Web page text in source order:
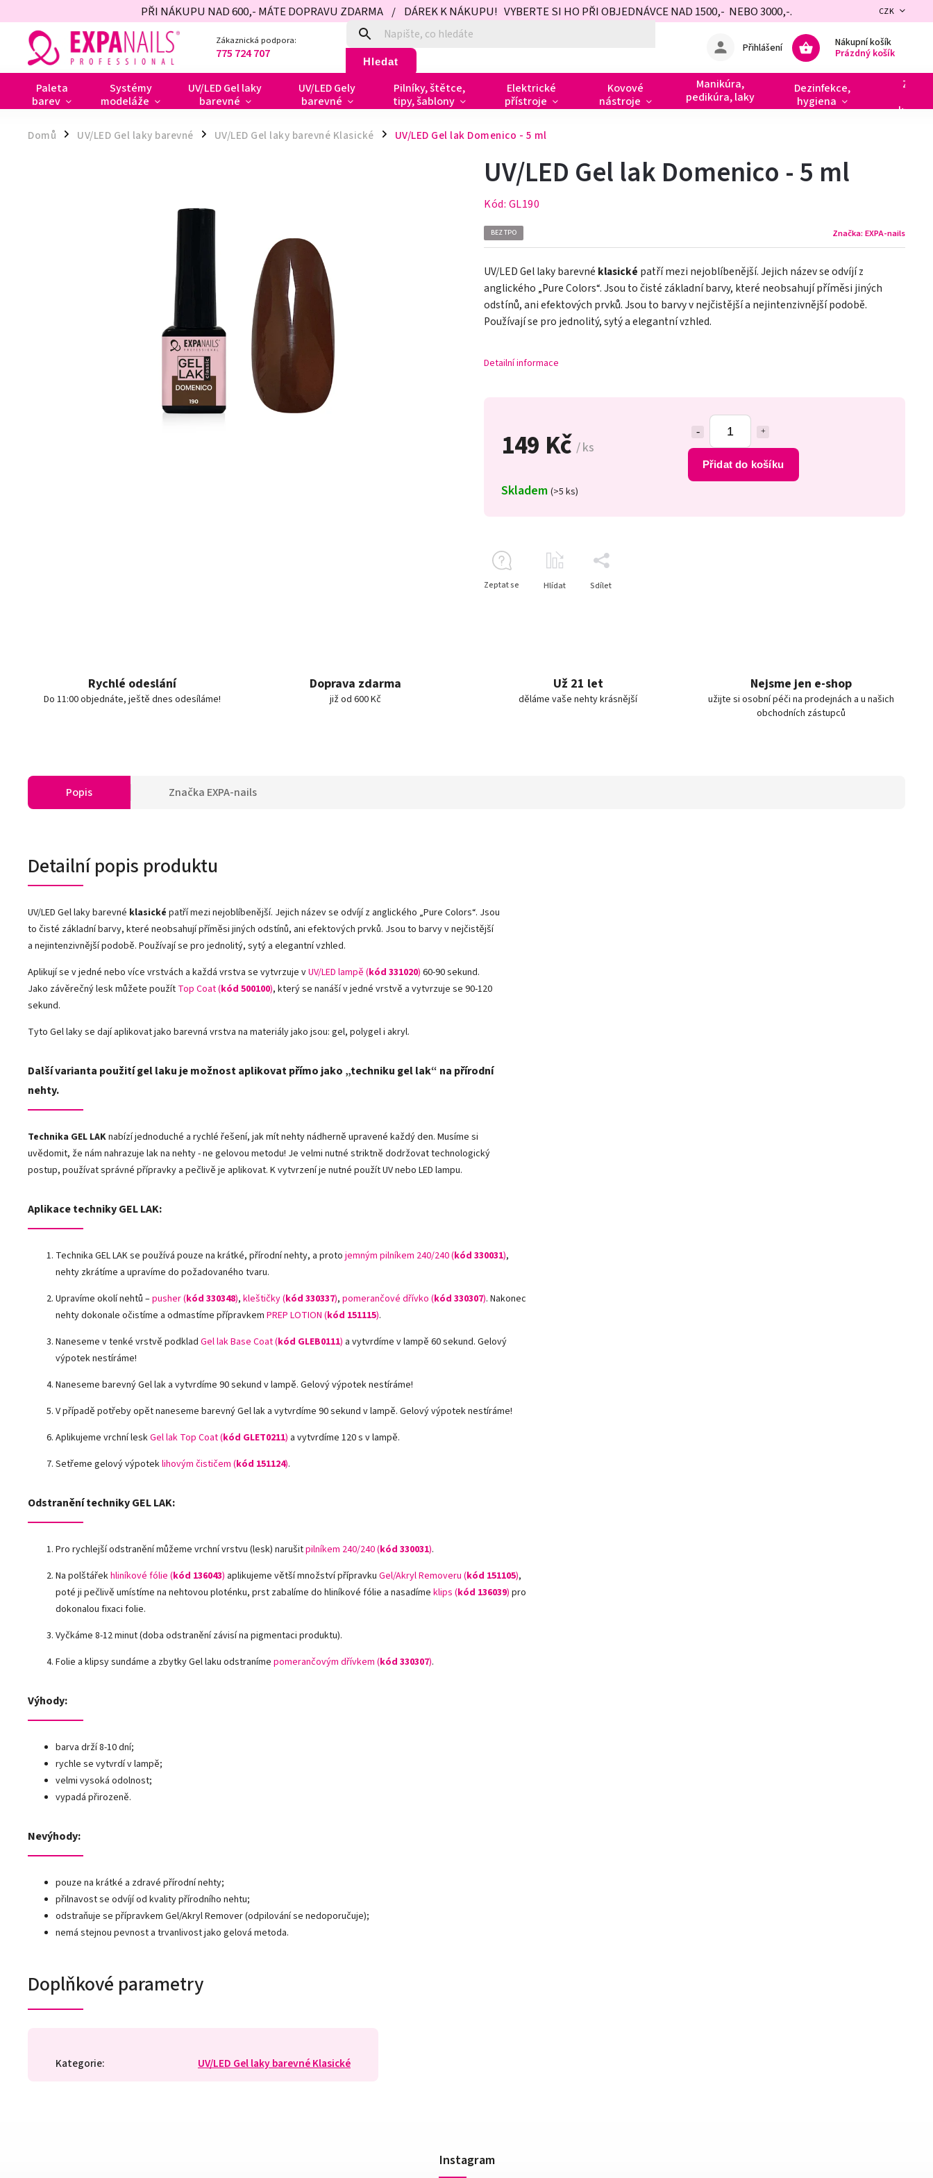
PŘI NÁKUPU NAD 600,- MÁTE DOPRAVU ZDARMA / DÁREK K NÁKUPU! VYBERTE SI HO PŘI OBJEDNÁVCE NAD 1500,- NEBO 3000,-. CZK
Zákaznická podpora:
775 724 707 Hledat
Nákupní košík
Prázdný košík
Přihlášení
Paleta
barev
Systémy
modeláže
UV/LED Gel laky
barevné
UV/LED Gely
barevné
Pilníky, štětce,
tipy, šablony
Elektrické
přístroje
Kovové
nástroje
Manikúra,
pedikúra, laky
Dezinfekce,
hygiena
Domů / UV/LED Gel laky barevné / UV/LED Gel laky barevné Klasické / UV/LED Gel lak Domenico - 5 ml
149 Kč / ks
Přidat do košíku
Skladem (>5 ks)
UV/LED Gel lak Domenico - 5 ml
Kód: GL190
BEZ TPO Značka: EXPA-nails
UV/LED Gel laky barevné klasické patří mezi nejoblíbenější. Jejich název se odvíjí z
anglického „Pure Colors“. Jsou to čisté základní barvy, které neobsahují příměsi jiných
odstínů, ani efektových prvků. Jsou to barvy v nejčistější a nejintenzivnější podobě.
Používají se pro jednolitý, sytý a elegantní vzhled.
Detailní informace
Zeptat se Hlídat Sdílet
Rychlé odeslání
Do 11:00 objednáte, ještě dnes odesíláme!
Doprava zdarma
již od 600 Kč
Už 21 let
děláme vaše nehty krásnější
Nejsme jen e-shop
užijte si osobní péči na prodejnách a u našich
obchodních zástupců
Popis Značka EXPA-nails
Detailní popis produktu
UV/LED Gel laky barevné klasické patří mezi nejoblíbenější. Jejich název se odvíjí z anglického „Pure Colors“. Jsou
to čisté základní barvy, které neobsahují příměsi jiných odstínů, ani efektových prvků. Jsou to barvy v nejčistější
a nejintenzivnější podobě. Používají se pro jednolitý, sytý a elegantní vzhled.
Aplikují se v jedné nebo více vrstvách a každá vrstva se vytvrzuje vUV/LED lampě (kód 331020) 60-90 sekund.
Jako závěrečný lesk můžete použít Top Coat (kód 500100), který se nanáší v jedné vrstvě a vytvrzuje se 90-120
sekund.
Tyto Gel laky se dají aplikovat jako barevná vrstva na materiály jako jsou: gel, polygel i akryl.
Další varianta použití gel laku je možnost aplikovat přímo jako „techniku gel lak“ na přírodní
nehty.
Technika GEL LAKnabízí jednoduché a rychlé řešení, jak mít nehty nádherně upravené každý den. Musíme si
uvědomit, že nám nahrazuje lak na nehty - ne gelovou metodu! Je velmi nutné striktně dodržovat technologický
postup, používat správné přípravky a pečlivě je aplikovat. K vytvrzení je nutné použít UV nebo LED lampu.
Aplikace techniky GEL LAK:
Technika GEL LAK se používá pouze na krátké, přírodní nehty, a proto jemným pilníkem 240/240 (kód 330031),
nehty zkrátíme a upravíme do požadovaného tvaru.
Upravíme okolí nehtů –pusher (kód 330348), kleštičky (kód 330337), pomerančové dřívko (kód 330307). Nakonec
nehty dokonale očistíme a odmastíme přípravkem PREP LOTION (kód 151115).
Naneseme v tenké vrstvě podklad Gel lak Base Coat (kód GLEB0111) a vytvrdíme v lampě 60 sekund. Gelový
výpotek nestíráme!
Naneseme barevný Gel lak a vytvrdíme 90 sekund v lampě. Gelový výpotek nestíráme!
V případě potřeby opět naneseme barevný Gel lak a vytvrdíme 90 sekund v lampě. Gelový výpotek nestíráme!
Aplikujeme vrchní leskGel lak Top Coat (kód GLET0211) a vytvrdíme 120 s v lampě.
Setřeme gelový výpoteklihovým čističem (kód 151124).
Odstranění techniky GEL LAK:
Pro rychlejší odstranění můžeme vrchní vrstvu (lesk) narušitpilníkem 240/240 (kód 330031).
Na polštářekhliníkové fólie (kód 136043) aplikujeme větší množství přípravku Gel/Akryl Removeru (kód 151105),
poté ji pečlivě umístíme na nehtovou ploténku, prst zabalíme do hliníkové fólie a nasadíme klips (kód 136039) pro
dokonalou fixaci folie.
Vyčkáme 8-12 minut (doba odstranění závisí na pigmentaci produktu).
Folie a klipsy sundáme a zbytky Gel laku odstraníme pomerančovým dřívkem (kód 330307).
Výhody:
barva drží 8-10 dní;
rychle se vytvrdí v lampě;
velmi vysoká odolnost;
vypadá přirozeně.
Nevýhody:
pouze na krátké a zdravé přírodní nehty;
přilnavost se odvíjí od kvality přírodního nehtu;
odstraňuje se přípravkem Gel/Akryl Remover (odpilování se nedoporučuje);
nemá stejnou pevnost a trvanlivost jako gelová metoda.
Doplňkové parametry
Kategorie: UV/LED Gel laky barevné Klasické
Instagram